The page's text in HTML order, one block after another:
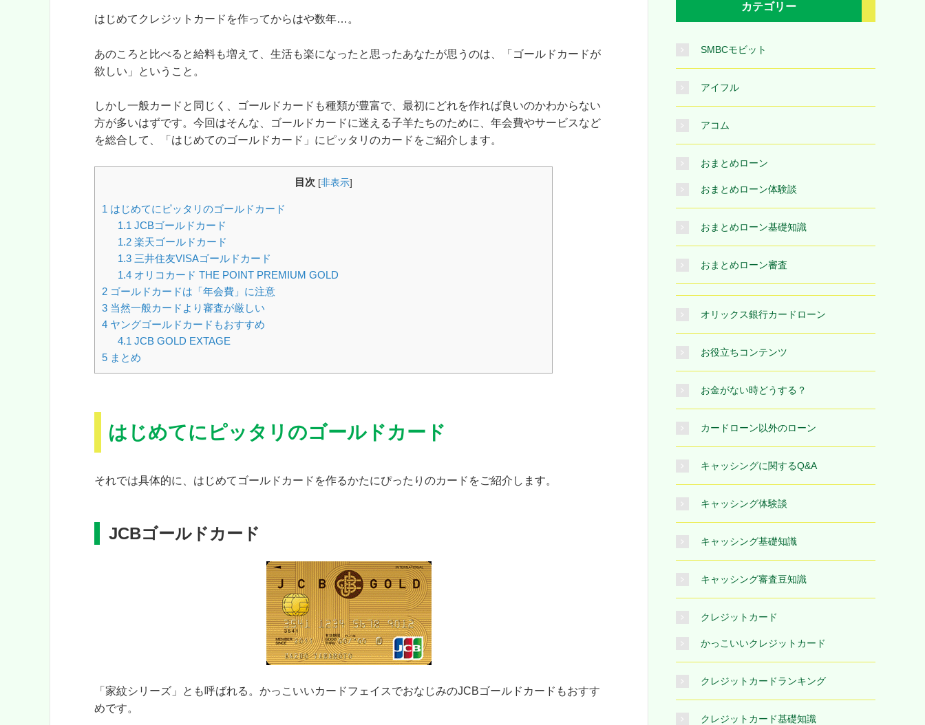
はじめてクレジットカードを作ってからはや数年…。
あのころと比べると給料も増えて、生活も楽になったと思ったあなたが思うのは、「ゴールドカードが
欲しい」ということ。
しかし一般カードと同じく、ゴールドカードも種類が豊富で、最初にどれを作れば良いのかわからない
方が多いはずです。今回はそんな、ゴールドカードに迷える子羊たちのために、年会費やサービスなど
を総合して、「はじめてのゴールドカード」にピッタリのカードをご紹介します。
目次 [非表示]
1 はじめてにピッタリのゴールドカード
1.1 JCBゴールドカード
1.2楽天ゴールドカード
1.3三井住友VISAゴールドカード
1.4オリコカード THE POINT PREMIUM GOLD
2 ゴールドカードは「年会費」に注意
3 当然一般カードより審査が厳しい
4 ヤングゴールドカードもおすすめ
4.1 JCB GOLD EXTAGE
5 まとめ
はじめてにピッタリのゴールドカード
それでは具体的に、はじめてゴールドカードを作るかたにぴったりのカードをご紹介します。
JCBゴールドカード
「家紋シリーズ」とも呼ばれる。かっこいいカードフェイスでおなじみのJCBゴールドカードもおすす
めです。
カテゴリー
SMBCモビット
アイフル
アコム
おまとめローン
おまとめローン体験談
おまとめローン基礎知識
おまとめローン審査
オリックス銀行カードローン
お役立ちコンテンツ
お金がない時どうする？
カードローン以外のローン
キャッシングに関するQ&A
キャッシング体験談
キャッシング基礎知識
キャッシング審査豆知識
クレジットカード
かっこいいクレジットカード
クレジットカードランキング
クレジットカード基礎知識